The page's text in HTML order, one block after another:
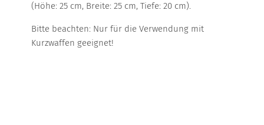
(Höhe: 25 cm, Breite: 25 cm, Tiefe: 20 cm).
Bitte beachten: Nur für die Verwendung mit
Kurzwaffen geeignet!